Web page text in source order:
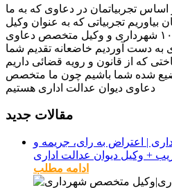
اساس تجربیاتمان در دعاوی که به ما
بیاوریم تجربیاتی که به عنوان وکیل
تخصصی کمیسیون ماده ۱۰۰ شهرداری و وکیل متخصص دعاوی
دست آوردیم خاضعانه تقدیم شما
که از قانون و رویه قضائی داریم
شده شما باشیم چون ما متخصص
دعاوی دیوان عدالت اداری هستیم
مقالات جدید
ماده ۱۰۰ شهرداری | اعتراض به رای، جریمه و
+ وکیل دیوان عدالت اداری
ادامه مطلب